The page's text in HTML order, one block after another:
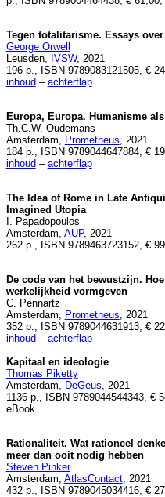
Tegen totalitarisme. Essays
George Orwell
Leusden, IVSW, 2021
196 p., ISBN 9789083121505, €
inhoud – achterflap
Europa, Europa. Humanisme
Th.C.W. Oudemans
Amsterdam, Prometheus, 2021
184 p., ISBN 9789044647884, €
inhoud – achterflap
The Idea of Rome in Late
Imagined Utopia
I. Papadopoulos
Amsterdam, AUP, 2021
262 p., ISBN 9789463723152, €
De code van het bewustzijn.
werkelijkheid vormgeven
C. Pennartz
Amsterdam, Prometheus, 2021
352 p., ISBN 9789044631913, €
inhoud – achterflap
Kapitaal en ideologie
Thomas Piketty
Amsterdam, DeGeus, 2021
1136 p., ISBN 9789044544343, €
eBook
Rationaliteit. Wat rationeel
meer dan ooit nodig hebben
Steven Pinker
Amsterdam, AtlasContact, 2021
432 p., ISBN 9789045034416, €